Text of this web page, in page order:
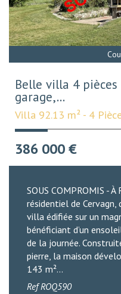
Belle villa 4
garage,...
Villa 92.13 m² - 4
386 000€
SOUS COMPROMIS -
résidentiel de
villa édifiée sur un
bénéficiant d’un
de la journée.
pierre, la maison
143 m²...
RefROQ590